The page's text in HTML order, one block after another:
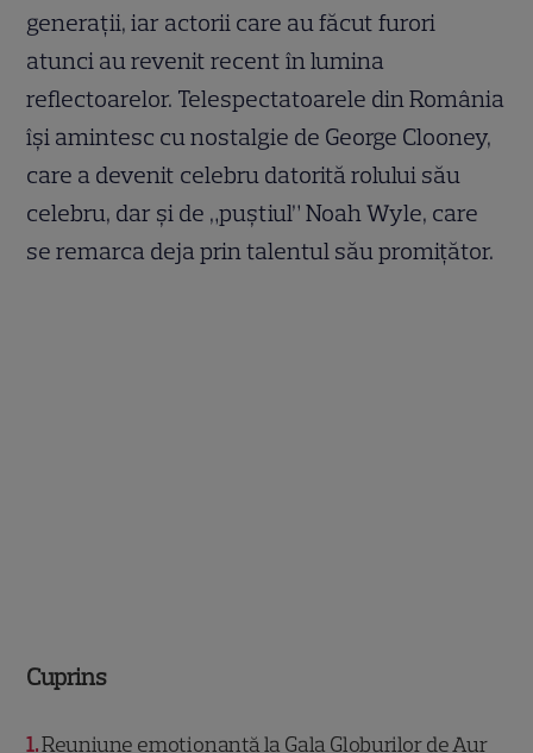
generații, iar actorii care au făcut furori
atunci au revenit recent în lumina
reflectoarelor. Telespectatoarele din România
își amintesc cu nostalgie de George Clooney,
care a devenit celebru datorită rolului său
celebru, dar și de „puștiul” Noah Wyle, care
se remarca deja prin talentul său promițător.
Cuprins
1 Reuniune emoționantă la Gala Globurilor de Aur